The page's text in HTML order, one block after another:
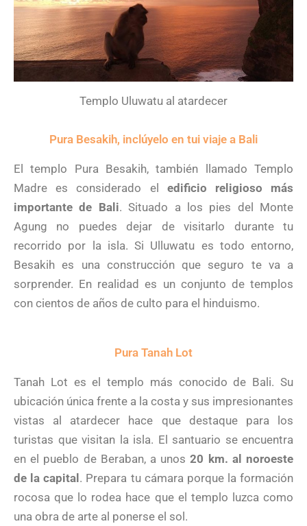
Templo Uluwatu al atardecer
Pura Besakih, inclúyelo en tui viaje a Bali
El templo Pura Besakih, también llamado Templo
Madre es considerado el edificio religioso más
importante de Bali. Situado a los pies del Monte
Agung no puedes dejar de visitarlo durante tu
recorrido por la isla. Si Ulluwatu es todo entorno,
Besakih es una construcción que seguro te va a
sorprender. En realidad es un conjunto de templos
con cientos de años de culto para el hinduismo.
Pura Tanah Lot
Tanah Lot es el templo más conocido de Bali. Su
ubicación única frente a la costa y sus impresionantes
vistas al atardecer hace que destaque para los
turistas que visitan la isla. El santuario se encuentra
en el pueblo de Beraban, a unos20 km. al noroeste
de la capital. Prepara tu cámara porque la formación
rocosa que lo rodea hace que el templo luzca como
una obra de arte al ponerse el sol.